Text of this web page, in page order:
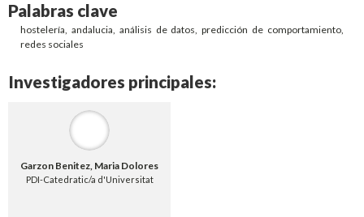
Palabras clave
hostelería, andalucia, análisis de datos, predicción de comportamiento,
redes sociales
Investigadores principales:
Garzon Benitez, Maria Dolores
PDI-Catedratic/a d'Universitat